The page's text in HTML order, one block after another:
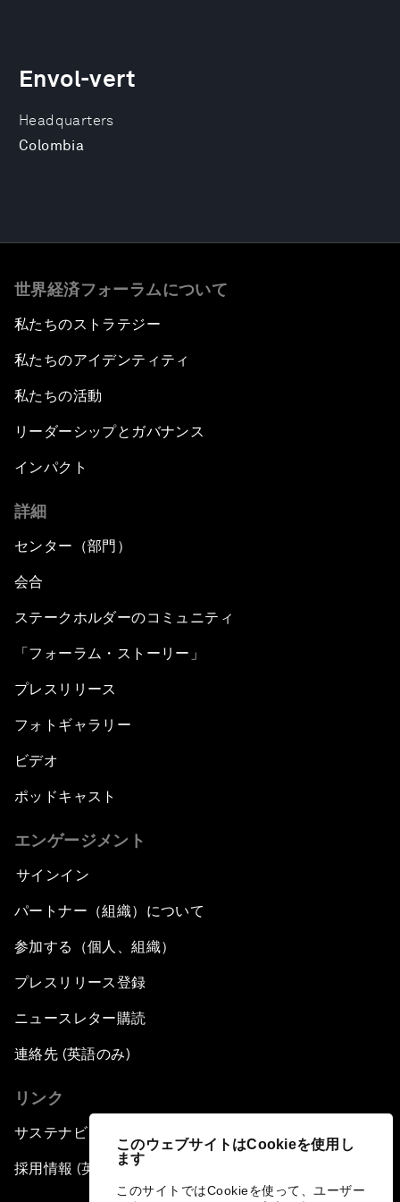
このウェブサイトはCookieを使用し
ます
このサイトではCookieを使って、ユーザー
Headquarters
Colombia
Envol-vert
世界経済フォーラムについて
私たちのストラテジー
私たちのアイデンティティ
私たちの活動
リーダーシップとガバナンス
インパクト
詳細
センター（部門）
会合
ステークホルダーのコミュニティ
「フォーラム・ストーリー」
プレスリリース
フォトギャラリー
ビデオ
ポッドキャスト
エンゲージメント
サインイン
パートナー（組織）について
参加する（個人、組織）
プレスリリース登録
ニュースレター購読
連絡先 (英語のみ)
リンク
サステナビリティへの取り組み
採用情報 (英語のみ)